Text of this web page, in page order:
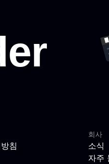
침
회사
소식
자주